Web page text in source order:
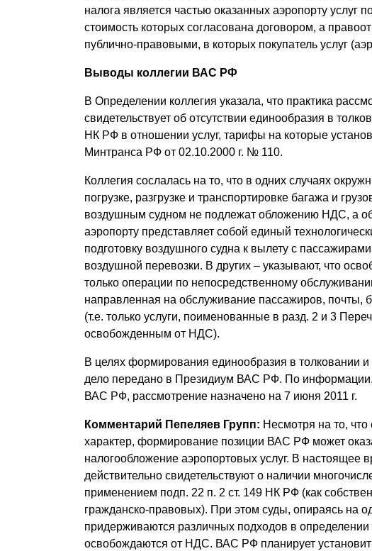
налога является частью оказанных аэропорту услуг
стоимость которых согласована договором, а
публично-правовыми, в которых покупатель услуг
Выводы коллегии ВАС РФ
В Определении коллегия указала, что практика
свидетельствует об отсутствии единообразия в
НК РФ в отношении услуг, тарифы на которые
Минтранса РФ от 02.10.2000 г. № 110.
Коллегия сослалась на то, что в одних случаях
погрузке, разгрузке и транспортировке багажа и
воздушным судном не подлежат обложению НДС, а
аэропорту представляет собой единый
подготовку воздушного судна к вылету с
воздушной перевозки. В других – указывают, что
только операции по непосредственному
направленная на обслуживание пассажиров, почты,
(т.е. только услуги, поименованные в разд. 2 и 3
освобожденным от НДС).
В целях формирования единообразия в толковании
дело передано в Президиум ВАС РФ. По
ВАС РФ, рассмотрение назначено на 7 июня 2011 г.
Комментарий Пепеляев Групп: Несмотря на то,
характер, формирование позиции ВАС РФ может
налогообложение аэропортовых услуг. В настоящее
действительно свидетельствуют о наличии
применением подп. 22 п. 2 ст. 149 НК РФ (как
гражданско-правовых). При этом суды, опираясь на
придерживаются различных подходов в определении
освобождаются от НДС. ВАС РФ планирует